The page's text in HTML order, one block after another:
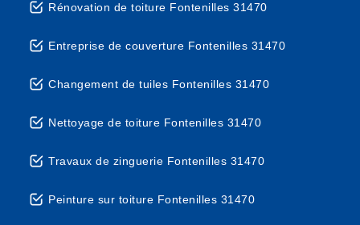
Rénovation de toiture Fontenilles 31470
Entreprise de couverture Fontenilles 31470
Changement de tuiles Fontenilles 31470
Nettoyage de toiture Fontenilles 31470
Travaux de zinguerie Fontenilles 31470
Peinture sur toiture Fontenilles 31470